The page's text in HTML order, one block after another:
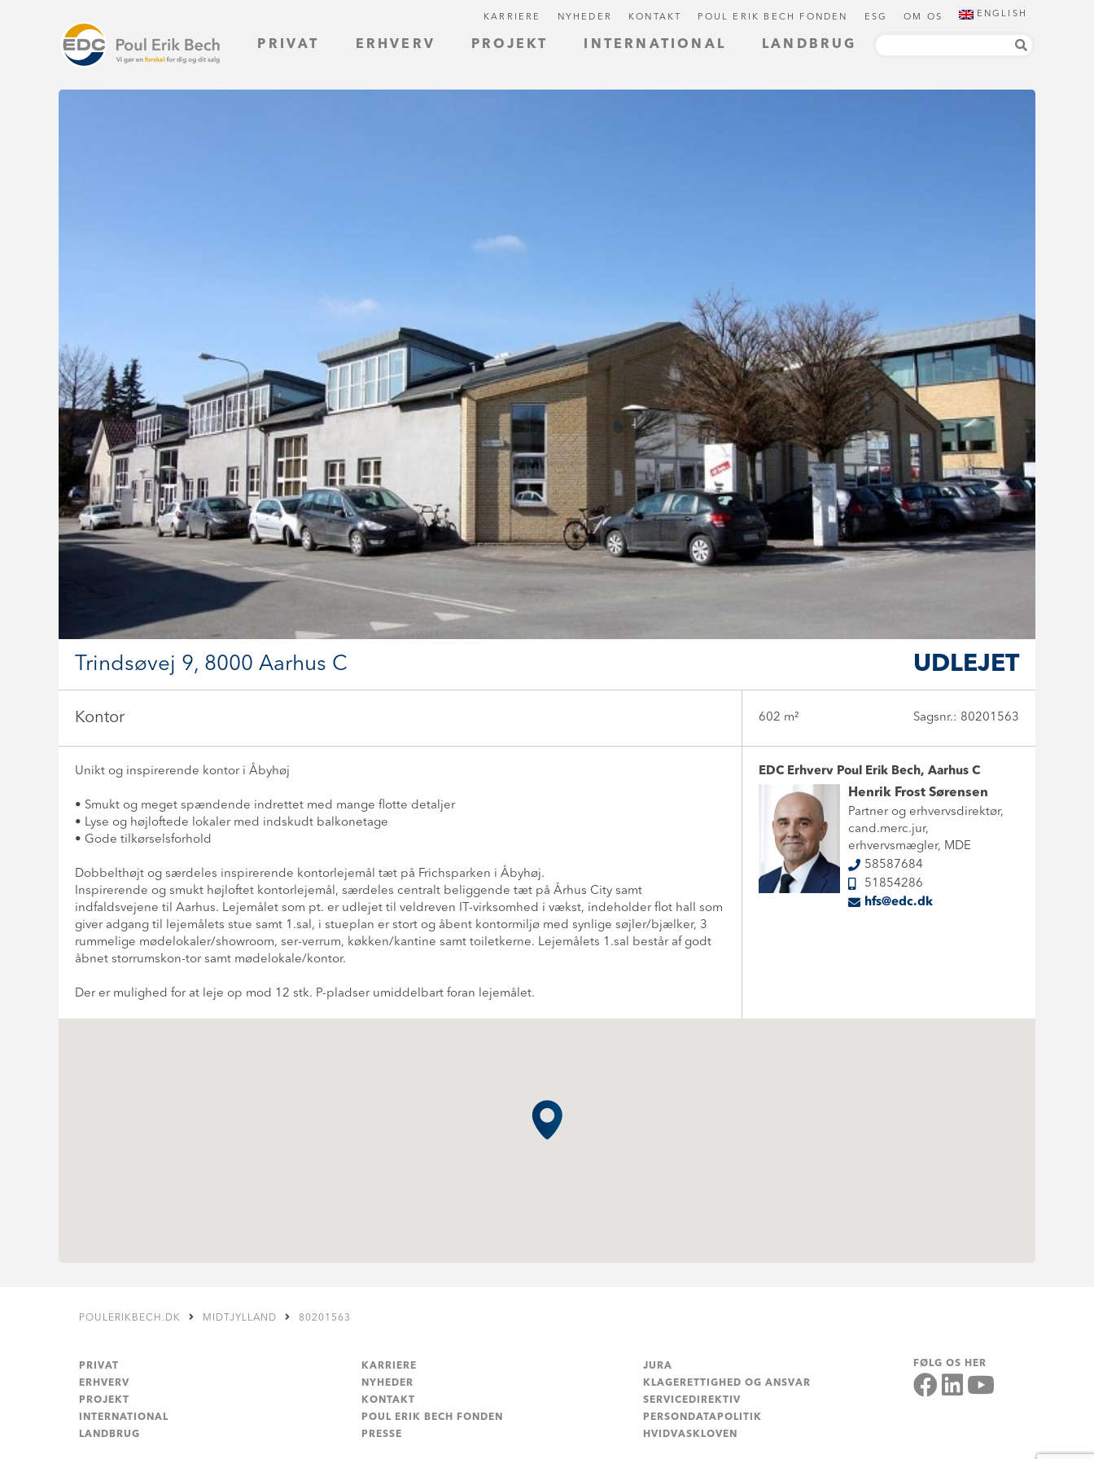
PRIVAT ERHVERV PROJEKT INTERNATIONAL LANDBRUG
KARRIERE NYHEDER KONTAKT POUL ERIK BECH FONDEN ESG OM OS ENGLISH
UDLEJET
Trindsøvej 9, 8000 Aarhus C
Kontor 602 m² Sagsnr.: 80201563
Unikt og inspirerende kontor i Åbyhøj
• Smukt og meget spændende indrettet med mange flotte detaljer
• Lyse og højloftede lokaler med indskudt balkonetage
• Gode tilkørselsforhold
Dobbelthøjt og særdeles inspirerende kontorlejemål tæt på Frichsparken i Åbyhøj.
Inspirerende og smukt højloftet kontorlejemål, særdeles centralt beliggende tæt på Århus City samt
indfaldsvejene til Aarhus. Lejemålet som pt. er udlejet til veldreven IT-virksomhed i vækst, indeholder flot hall som
giver adgang til lejemålets stue samt 1.sal, i stueplan er stort og åbent kontormiljø med synlige søjler/bjælker, 3
rummelige mødelokaler/showroom, ser-verrum, køkken/kantine samt toiletkerne. Lejemålets 1.sal består af godt
åbnet storrumskon-tor samt mødelokale/kontor.
Der er mulighed for at leje op mod 12 stk. P-pladser umiddelbart foran lejemålet.
EDC Erhverv Poul Erik Bech, Aarhus C
Henrik Frost Sørensen
Partner og erhvervsdirektør,
cand.merc.jur,
erhvervsmægler, MDE
58587684
51854286
hfs@edc.dk
POULERIKBECH.DK MIDTJYLLAND 80201563
PRIVAT
ERHVERV
PROJEKT
INTERNATIONAL
LANDBRUG
KARRIERE
NYHEDER
KONTAKT
POUL ERIK BECH FONDEN
PRESSE
JURA
KLAGERETTIGHED OG ANSVAR
SERVICEDIREKTIV
PERSONDATAPOLITIK
HVIDVASKLOVEN
FØLG OS HER